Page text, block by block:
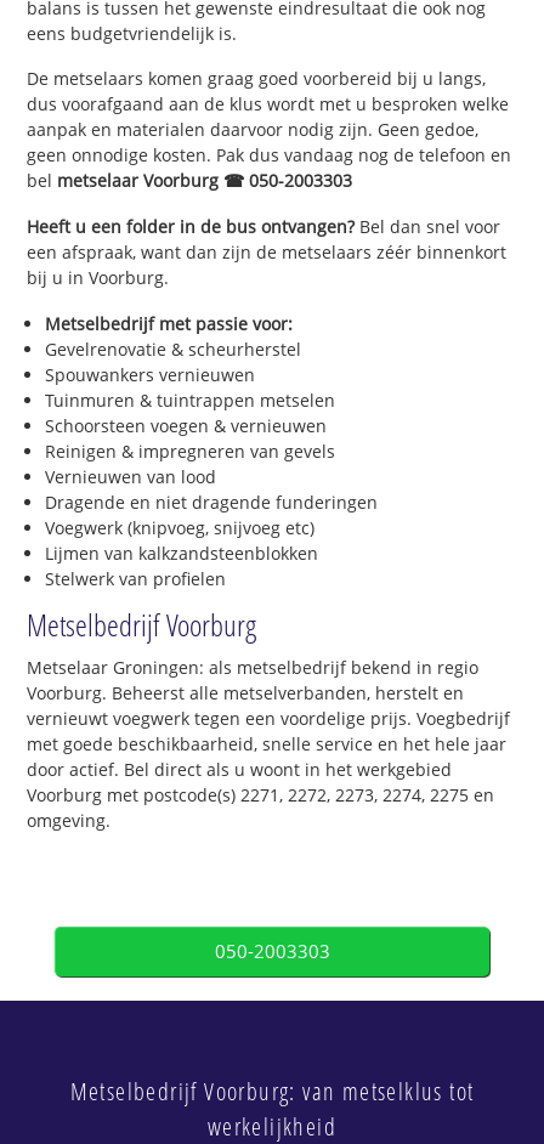
balans is tussen het gewenste eindresultaat die ook nog
eens budgetvriendelijk is.
De metselaars komen graag goed voorbereid bij u langs,
dus voorafgaand aan de klus wordt met u besproken welke
aanpak en materialen daarvoor nodig zijn. Geen gedoe,
geen onnodige kosten. Pak dus vandaag nog de telefoon en
bel metselaar Voorburg ☎ 050-2003303
Heeft u een folder in de bus ontvangen?Bel dan snel voor
een afspraak, want dan zijn de metselaars zéér binnenkort
bij u in Voorburg.
Metselbedrijf met passie voor:
Gevelrenovatie & scheurherstel
Spouwankers vernieuwen
Tuinmuren & tuintrappen metselen
Schoorsteen voegen & vernieuwen
Reinigen & impregneren van gevels
Vernieuwen van lood
Dragende en niet dragende funderingen
Voegwerk (knipvoeg, snijvoeg etc)
Lijmen van kalkzandsteenblokken
Stelwerk van profielen
Metselbedrijf Voorburg
Metselaar Groningen: als metselbedrijf bekend in regio
Voorburg. Beheerst alle metselverbanden, herstelt en
vernieuwt voegwerk tegen een voordelige prijs. Voegbedrijf
met goede beschikbaarheid, snelle service en het hele jaar
door actief. Bel direct als u woont in het werkgebied
Voorburg met postcode(s) 2271, 2272, 2273, 2274, 2275 en
omgeving.
050-2003303
Metselbedrijf Voorburg: van metselklus tot
werkelijkheid